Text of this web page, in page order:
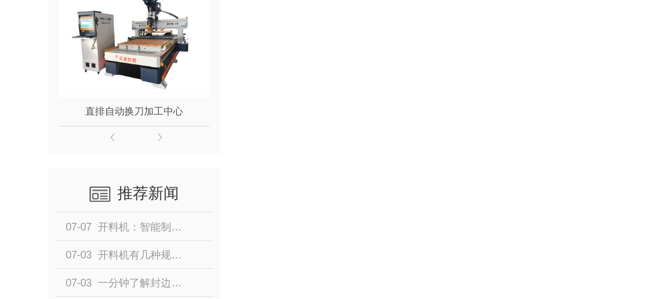
直排自动换刀加工中心
推荐新闻
07-07 开料机：智能制造时代的板材加工核心设备
07-03 开料机有几种规格？
07-03 一分钟了解封边机的整体构造及生产工序